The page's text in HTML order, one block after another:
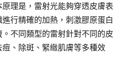
理是，雷射光能夠穿透皮膚表
行精確的加熱，刺激膠原蛋白
不同類型的雷射針對不同的皮
、除斑、緊緻肌膚等多種效